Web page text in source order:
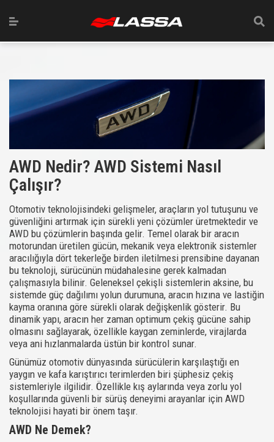
AWD Nedir? AWD Sistemi Nasıl
Çalışır?
Otomotiv teknolojisindeki gelişmeler, araçların yol tutuşunu ve
güvenliğini artırmak için sürekli yeni çözümler üretmektedir ve
AWD bu çözümlerin başında gelir. Temel olarak bir aracın
motorundan üretilen gücün, mekanik veya elektronik sistemler
aracılığıyla dört tekerleğe birden iletilmesi prensibine dayanan
bu teknoloji, sürücünün müdahalesine gerek kalmadan
çalışmasıyla bilinir. Geleneksel çekişli sistemlerin aksine, bu
sistemde güç dağılımı yolun durumuna, aracın hızına ve lastiğin
kayma oranına göre sürekli olarak değişkenlik gösterir. Bu
dinamik yapı, aracın her zaman optimum çekiş gücüne sahip
olmasını sağlayarak, özellikle kaygan zeminlerde, virajlarda
veya ani hızlanmalarda üstün bir kontrol sunar.
Günümüz otomotiv dünyasında sürücülerin karşılaştığı en
yaygın ve kafa karıştırıcı terimlerden biri şüphesiz çekiş
sistemleriyle ilgilidir. Özellikle kış aylarında veya zorlu yol
koşullarında güvenli bir sürüş deneyimi arayanlar için AWD
teknolojisi hayati bir önem taşır.
AWD Ne Demek?